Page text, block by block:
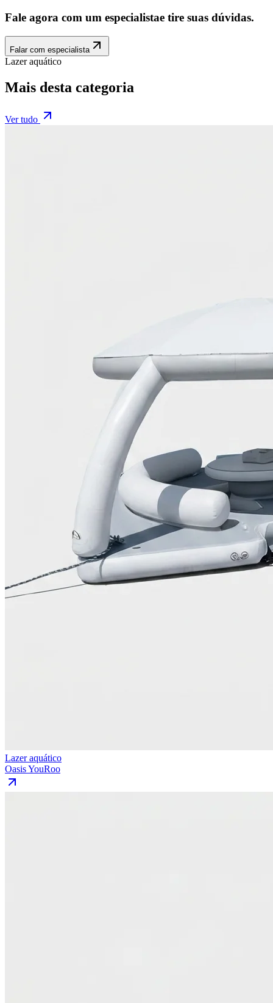
Fale agora com um especialistae tire suas dúvidas.
Falar com especialista
Lazer aquático
Mais desta categoria
Ver tudo
Lazer aquático
Oasis YouRoo